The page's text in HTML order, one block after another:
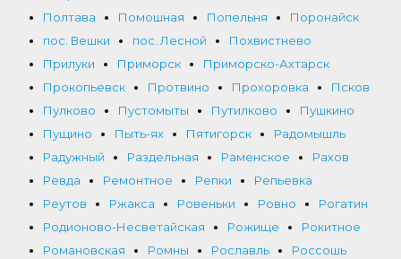
Полтава
Помошная Попельня
Поронайск
пос. Вешки
пос. Лесной
Похвистнево
Прилуки
Приморск
Приморско-Ахтарск
Прокопьевск
Протвино Прохоровка
Псков
Пулково
Пустомыты Путилково
Пушкино
Пущино
Пыть-ях Пятигорск
Радомышль
Радужный
Раздельная Раменское
Рахов
Ревда
Ремонтное Репки
Репьевка
Реутов
Ржакса Ровеньки Ровно
Рогатин
Родионово-Несветайская
Рожище
Рокитное
Романовская
Ромны Рославль
Россошь